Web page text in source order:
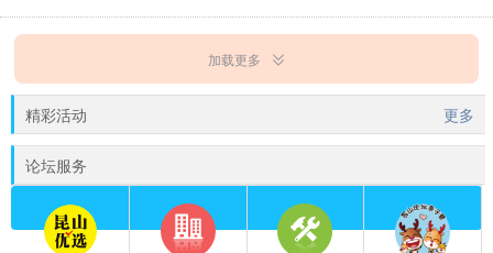
加载更多
精彩活动 更多
论坛服务